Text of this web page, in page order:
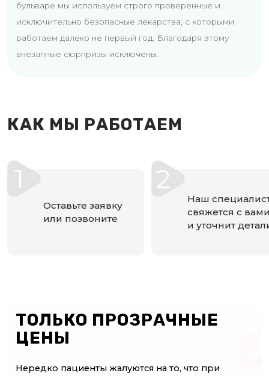
бульваре мы используем строго проверенные и
исключительно безопасные лекарства, с которыми
работаем далеко не первый год. Благодаря этому
внезапные сюрпризы исключены.
КАК МЫ РАБОТАЕМ
1
Оставьте заявку
или позвоните
2
Наш
свяжется с
и уточнит
ТОЛЬКО ПРОЗРАЧНЫЕ
ЦЕНЫ
Нередко пациенты жалуются на то, что при